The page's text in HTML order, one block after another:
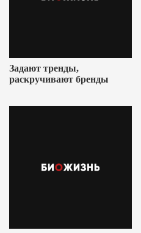
Задают тренды,
раскручивают бренды